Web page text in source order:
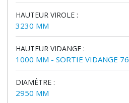
HAUTEUR VIROLE :
3230 MM
HAUTEUR VIDANGE :
1000 MM - SORTIE VIDANGE 76
DIAMÈTRE :
2950 MM